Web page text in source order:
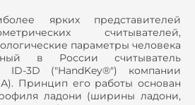
ярких представителей
считывателей,
параметры человека
в России считыватель
ID-3D ("HandKey®") компании
Принцип его работы основан
ладони (ширины ладони,